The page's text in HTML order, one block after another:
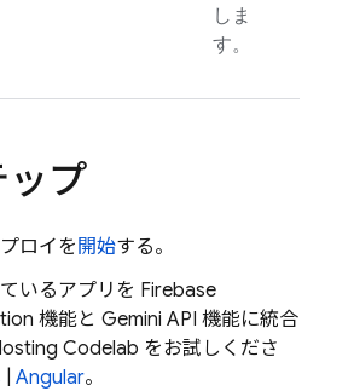
しま
す。
プ
ロイを 開始する。
いるアプリを Firebase
機能と Gemini API 機能に統合
Codelab をお試しくださ
Angular。